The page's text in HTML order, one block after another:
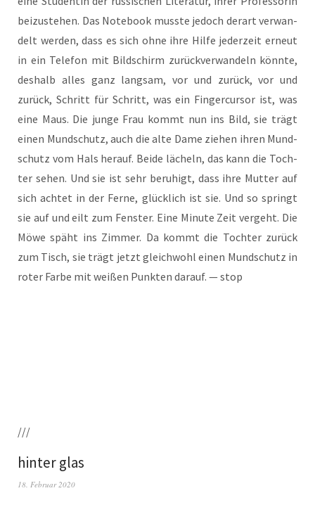
bei­zu­ste­hen. Das Note­book muss­te jedoch der­art ver­wan­
delt wer­den, dass es sich ohne ihre Hil­fe jeder­zeit erneut
in ein Tele­fon mit Bild­schirm zurück­ver­wan­deln könn­te,
des­halb alles ganz lang­sam, vor und zurück, vor und
zurück, Schritt für Schritt, was ein Fin­ger­cur­sor ist, was
eine Maus. Die jun­ge Frau kommt nun ins Bild, sie trägt
einen Mund­schutz, auch die alte Dame zie­hen ihren Mund­
schutz vom Hals her­auf. Bei­de lächeln, das kann die Toch­
ter sehen. Und sie ist sehr beru­higt, dass ihre Mut­ter auf
sich ach­tet in der Fer­ne, glück­lich ist sie. Und so springt
sie auf und eilt zum Fens­ter. Eine Minu­te Zeit ver­geht. Die
Möwe späht ins Zim­mer. Da kommt die Toch­ter zurück
zum Tisch, sie trägt jetzt gleich­wohl einen Mund­schutz in
roter Far­be mit wei­ßen Punk­ten dar­auf. — stop
///
hinter glas
18. Februar 2020